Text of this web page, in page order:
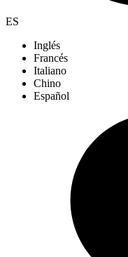
ES
Inglés
Francés
Italiano
Chino
Español